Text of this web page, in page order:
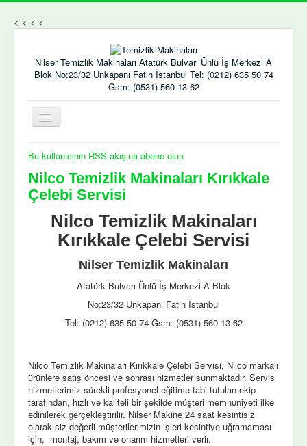
< < < <
Nilser Temizlik Makinaları Atatürk Bulvarı Ünlü İş Merkezi A
Blok No:23/32 Unkapanı Fatih İstanbul Tel: (0212) 635 50 74
Gsm: (0531) 560 13 62
Gezinme
geçişini
Bu kullanıcının RSS akışına abone olun
Nilco Temizlik Makinaları Kırıkkale
Çelebi Servisi
Nilco Temizlik Makinaları
Kırıkkale Çelebi Servisi
Nilser Temizlik Makinaları
Atatürk Bulvarı Ünlü İş Merkezi A Blok
No:23/32 Unkapanı Fatih İstanbul
Tel: (0212) 635 50 74 Gsm: (0531) 560 13 62
Nilco Temizlik Makinaları Kırıkkale Çelebi Servisi, Nilco markalı
ürünlere satış öncesi ve sonrası hizmetler sunmaktadır. Servis
hizmetlerimiz sürekli profesyonel eğitime tabi tutulan ekip
tarafından, hızlı ve kaliteli bir şekilde müşteri memnuniyeti ilke
edinilerek gerçekleştirilir. Nilser Makine 24 saat kesintisiz
olarak siz değerli müşterilerimizin işleri kesintiye uğramaması
için, montaj, bakım ve onarım hizmetleri verir.